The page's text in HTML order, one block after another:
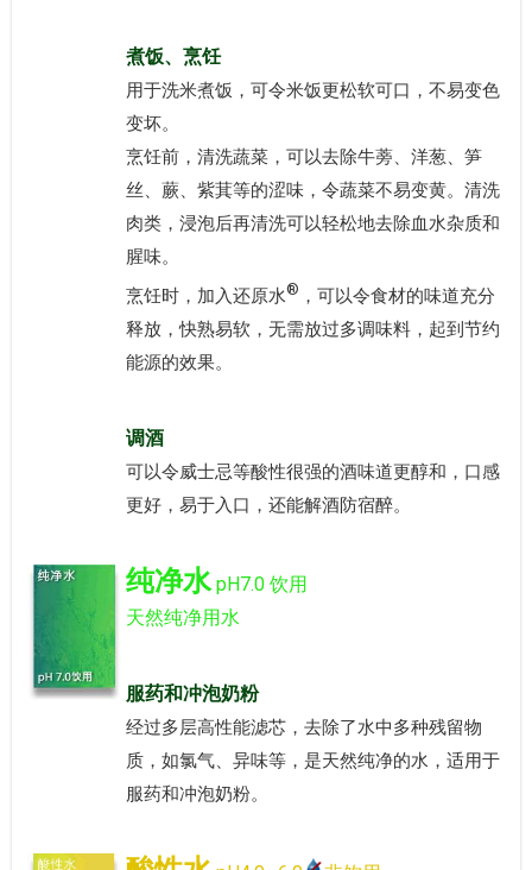
煮饭、烹饪
用于洗米煮饭，可令米饭更松软可口，不易变色
变坏。
烹饪前，清洗蔬菜，可以去除牛蒡、洋葱、笋
丝、蕨、紫萁等的涩味，令蔬菜不易变黄。清洗
肉类，浸泡后再清洗可以轻松地去除血水杂质和
腥味。
烹饪时，加入还原水® ，可以令食材的味道充分
释放，快熟易软，无需放过多调味料，起到节约
能源的效果。
调酒
可以令威士忌等酸性很强的酒味道更醇和，口感
更好，易于入口，还能解酒防宿醉。
纯净水pH7.0 饮用
天然纯净用水
服药和冲泡奶粉
经过多层高性能滤芯，去除了水中多种残留物
质，如氯气、异味等，是天然纯净的水，适用于
服药和冲泡奶粉。